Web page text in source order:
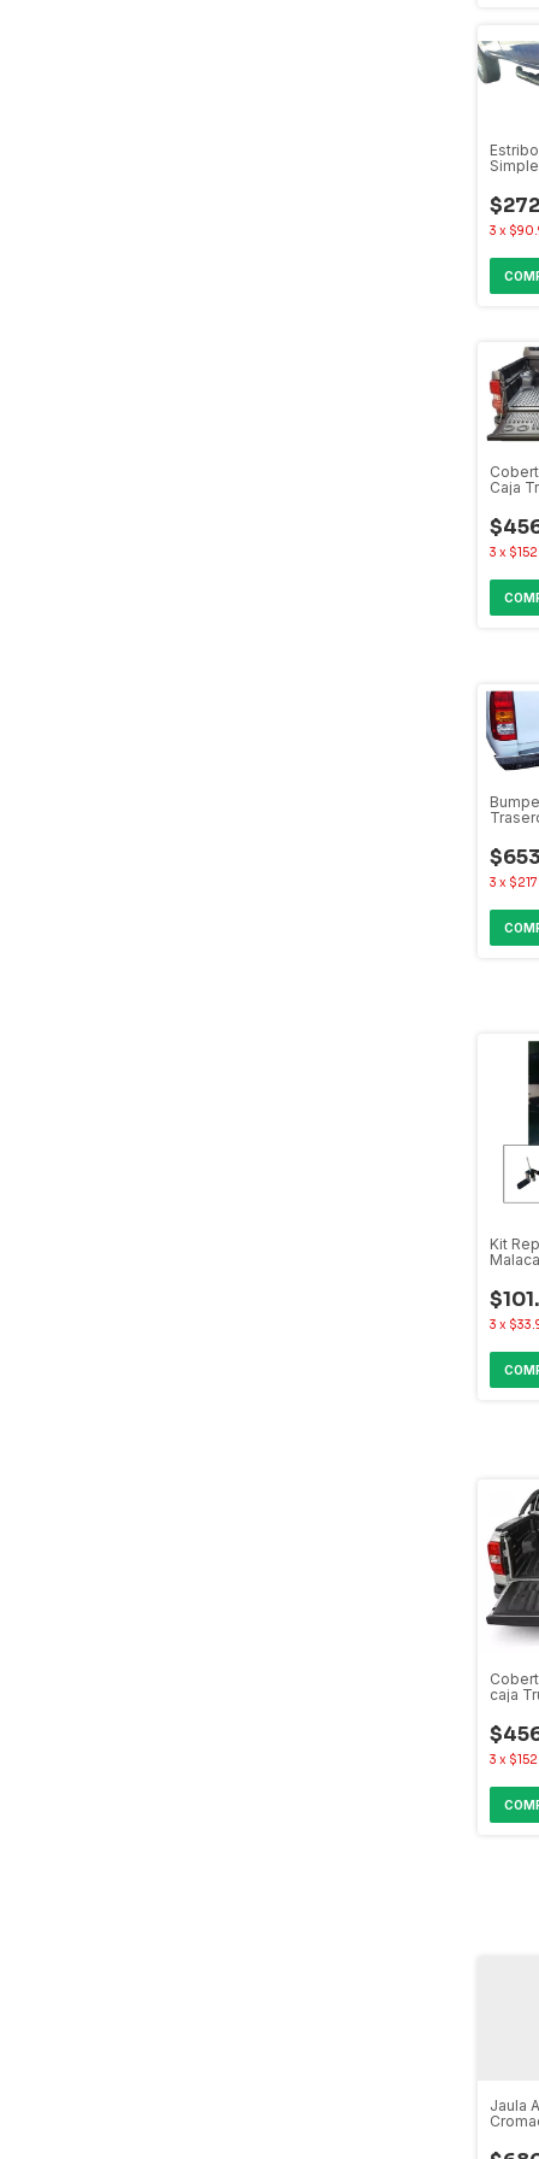
F100
3 x
Caja
S10
3 x
3 x
Kit
2023+
3 x
caja
3 x
Jaula